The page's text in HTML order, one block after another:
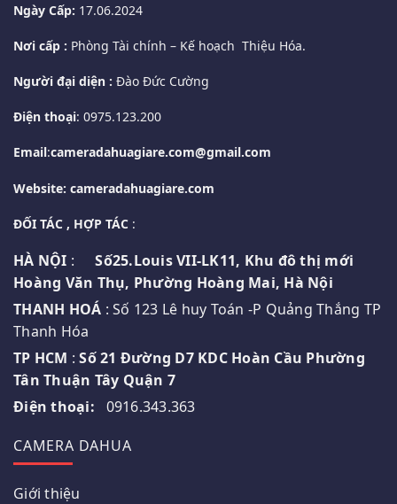
Ngày Cấp: 17.06.2024
Nơi cấp : Phòng Tài chính – Kế hoạch Thiệu Hóa.
Người đại diện : Đào Đức Cường
Điện thoại: 0975.123.200
Email:cameradahuagiare.com@gmail.com
Website: cameradahuagiare.com
ĐỐI TÁC , HỢP TÁC :
HÀ NỘI :
Số25.Louis VII-LK11, Khu đô thị mới
Hoàng Văn Thụ, Phường Hoàng Mai, Hà Nội
THANH HOÁ : Số 123 Lê huy Toán -P Quảng Thắng TP
Thanh Hóa
TP HCM :Số 21 Đường D7 KDC Hoàn Cầu Phường
Tân Thuận Tây Quận 7
Điện thoại: 0916.343.363
CAMERA DAHUA
Giới thiệu